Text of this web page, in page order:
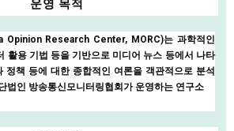
운영 목적
Opinion Research Center, MORC)는 과학적인
활용 기법 등을 기반으로 미디어 뉴스 등에서 나타
정책 등에 대한 종합적인 여론을 객관적으로 분석
법인 방송통신모니터링협회가 운영하는 연구소